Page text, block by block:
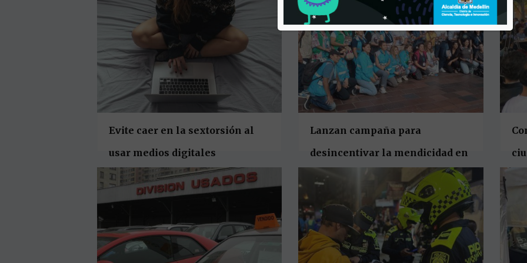
Evite caer en la sextorsión al
usar medios digitales
electrónicos de delitos
cibernéticos
Lanzan campaña para
desincentivar la mendicidad en
Medellín